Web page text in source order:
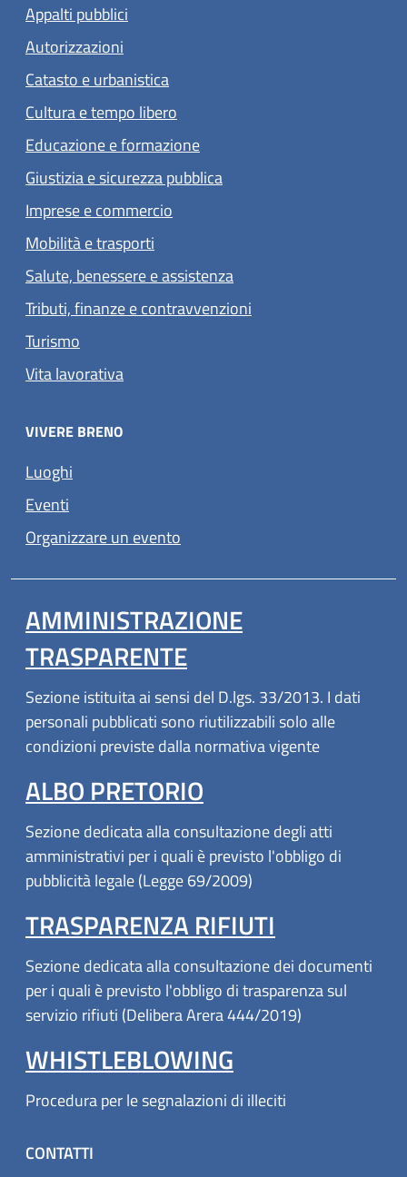
Appalti pubblici
Autorizzazioni
Catasto e urbanistica
Cultura e tempo libero
Educazione e formazione
Giustizia e sicurezza pubblica
Imprese e commercio
Mobilità e trasporti
Salute, benessere e assistenza
Tributi, finanze e contravvenzioni
Turismo
Vita lavorativa
VIVERE BRENO
Luoghi
Eventi
Organizzare un evento
AMMINISTRAZIONE
TRASPARENTE
Sezione istituita ai sensi del D.lgs. 33/2013. I dati
personali pubblicati sono riutilizzabili solo alle
condizioni previste dalla normativa vigente
ALBO PRETORIO
Sezione dedicata alla consultazione degli atti
amministrativi per i quali è previsto l'obbligo di
pubblicità legale (Legge 69/2009)
TRASPARENZA RIFIUTI
Sezione dedicata alla consultazione dei documenti
per i quali è previsto l'obbligo di trasparenza sul
servizio rifiuti (Delibera Arera 444/2019)
WHISTLEBLOWING
Procedura per le segnalazioni di illeciti
CONTATTI